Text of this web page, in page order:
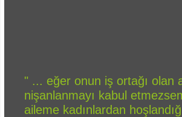
" ... eğer onun iş ortağı olan
nişanlanmayı kabul
aileme kadınlardan